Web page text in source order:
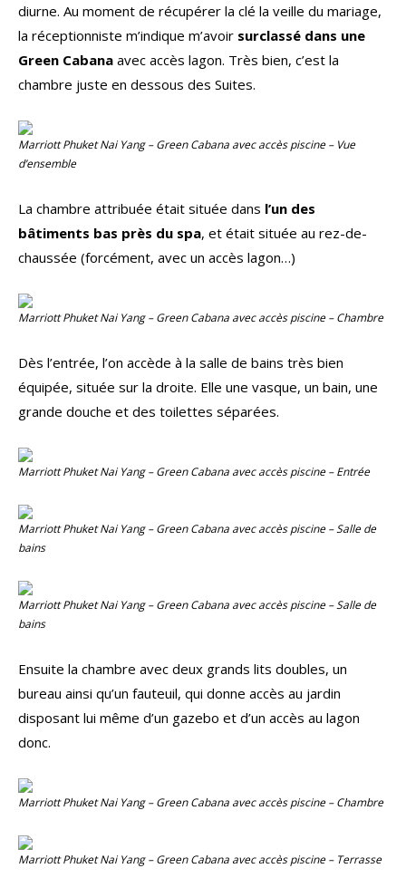
diurne. Au moment de récupérer la clé la veille du mariage,
la réceptionniste m’indique m’avoir surclassé dans une
Green Cabana avec accès lagon. Très bien, c’est la
chambre juste en dessous des Suites.
Marriott Phuket Nai Yang – Green Cabana avec accès piscine – Vue
d’ensemble
La chambre attribuée était située dans l’un des
bâtiments bas près du spa, et était située au rez-de-
chaussée (forcément, avec un accès lagon…)
Marriott Phuket Nai Yang – Green Cabana avec accès piscine – Chambre
Dès l’entrée, l’on accède à la salle de bains très bien
équipée, située sur la droite. Elle une vasque, un bain, une
grande douche et des toilettes séparées.
Marriott Phuket Nai Yang – Green Cabana avec accès piscine – Entrée
Marriott Phuket Nai Yang – Green Cabana avec accès piscine – Salle de
bains
Marriott Phuket Nai Yang – Green Cabana avec accès piscine – Salle de
bains
Ensuite la chambre avec deux grands lits doubles, un
bureau ainsi qu’un fauteuil, qui donne accès au jardin
disposant lui même d’un gazebo et d’un accès au lagon
donc.
Marriott Phuket Nai Yang – Green Cabana avec accès piscine – Chambre
Marriott Phuket Nai Yang – Green Cabana avec accès piscine – Terrasse